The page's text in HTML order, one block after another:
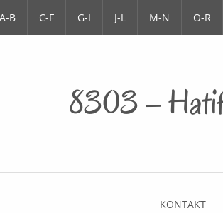
A-B C-F G-I J-L M-N O-R
8303 –
KONTAKT